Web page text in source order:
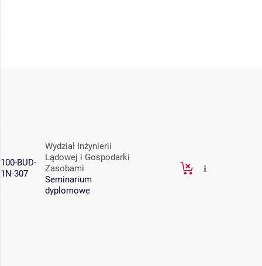
100-BUD-
1N-307
Wydział Inżynierii
Lądowej i Gospodarki
Zasobami
Seminarium
dyplomowe